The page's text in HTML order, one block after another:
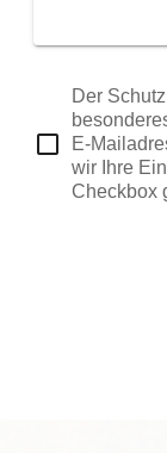
Der
E-
wir Ihre
Checkbox